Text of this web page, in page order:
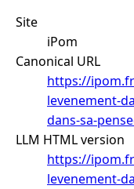
Site
iPom
Canonical URL
https://
levenement-
dans-sa-
LLM HTML version
https://
levenement-